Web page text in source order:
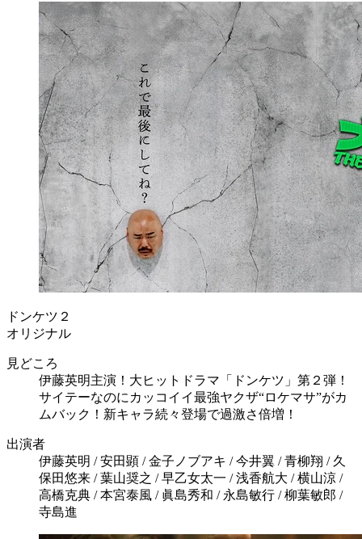
ドンケツ２
オリジナル
見どころ
伊藤英明主演！大ヒットドラマ「ドンケツ」第２弾！
サイテーなのにカッコイイ最強ヤクザ“ロケマサ”がカ
ムバック！新キャラ続々登場で過激さ倍増！
出演者
伊藤英明 / 安田顕 / 金子ノブアキ / 今井翼 / 青柳翔 / 久
保田悠来 / 葉山奨之 / 早乙女太一 / 浅香航大 / 横山涼 /
高橋克典 / 本宮泰風 / 眞島秀和 / 永島敏行 / 柳葉敏郎 /
寺島進